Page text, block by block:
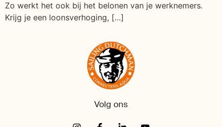
Zo werkt het ook bij het belonen van je werknemers.
Krijg je een loonsverhoging, […]
Volg ons